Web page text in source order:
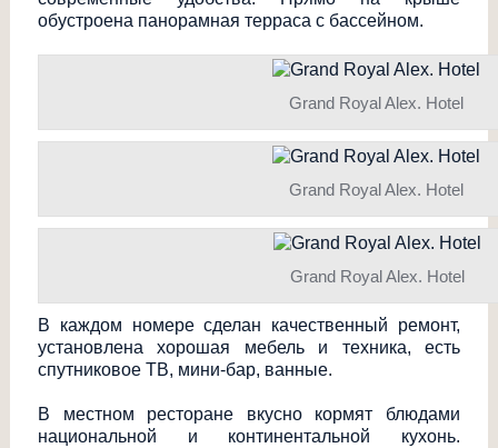
обустроена панорамная терраса с бассейном.
Grand Royal Alex. Hotel
Grand Royal Alex. Hotel
Grand Royal Alex. Hotel
В каждом номере сделан качественный ремонт,
установлена хорошая мебель и техника, есть
спутниковое ТВ, мини-бар, ванные.
В местном ресторане вкусно кормят блюдами
национальной и континентальной кухонь.